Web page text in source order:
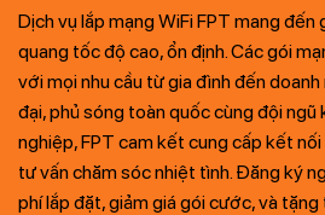
Dịch vụ lắp mạng WiFi FPT mang
quang tốc độ cao, ổn định. Các gói
với mọi nhu cầu từ gia đình đến
đại, phủ sóng toàn quốc cùng đội
nghiệp, FPT cam kết cung cấp kết
tư vấn chăm sóc nhiệt tình. Đăng ký
phí lắp đặt, giảm giá gói cước, và